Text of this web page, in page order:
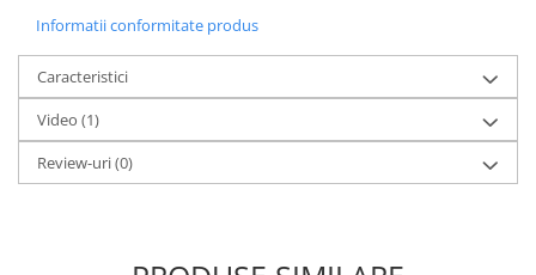
Informatii conformitate produs
Caracteristici
Video (1)
Review-uri(0)